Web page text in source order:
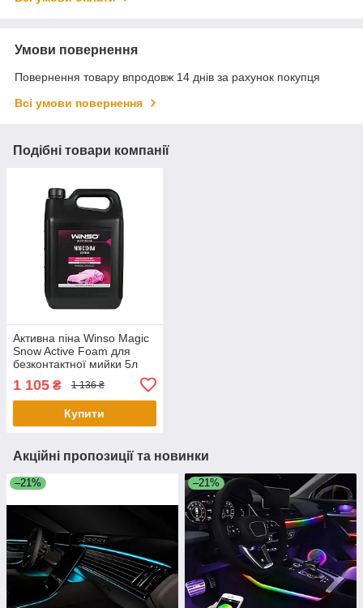
Умови повернення
Повернення товару впродовж 14 днів за рахунок покупця
Всі умови повернення
Подібні товари компанії
Активна піна Winso Magic
Snow Active Foam для
безконтактної мийки 5л
1 105 ₴ 1 136 ₴
Купити
Акційні пропозиції та новинки
–21% –21%